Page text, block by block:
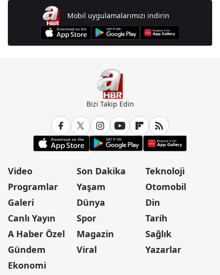
Mobil uygulamalarımızı indirin
Bizi Takip Edin
Video
Programlar
Galeri
Canlı Yayın
A Haber Özel
Gündem
Ekonomi
Son Dakika
Yaşam
Dünya
Spor
Magazin
Viral
Teknoloji
Otomobil
Din
Tarih
Sağlık
Yazarlar